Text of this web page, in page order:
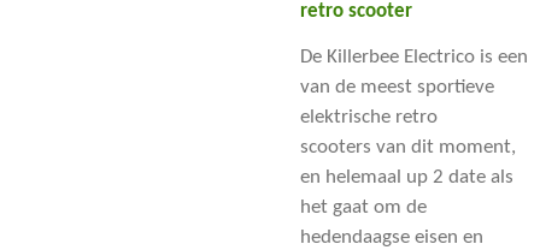
retro scooter
De Killerbee Electrico is een
van de meest sportieve
elektrische retro
scooters van dit moment,
en helemaal up 2 date als
het gaat om de
hedendaagse eisen en